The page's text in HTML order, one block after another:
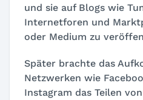
und sie auf Blogs wie
Internetforen und
oder Medium zu
Später brachte das
Netzwerken wie
Instagram das Teilen